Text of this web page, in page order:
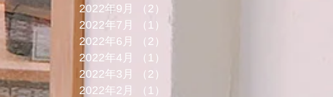
2022年9月
（2）
2022年7月
（1）
1件の記事
2022年6月
（2）
2022年4月
（1）
2022年3月
（2）
2022年2月
（1）